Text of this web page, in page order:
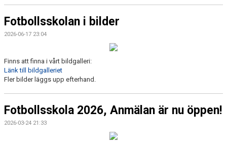
Fotbollsskolan i bilder
2026-06-17 23:04
Finns att finna i vårt bildgalleri:
Länk till bildgalleriet
Fler bilder läggs upp efterhand.
Fotbollsskola 2026, Anmälan är nu öppen!
2026-03-24 21:33